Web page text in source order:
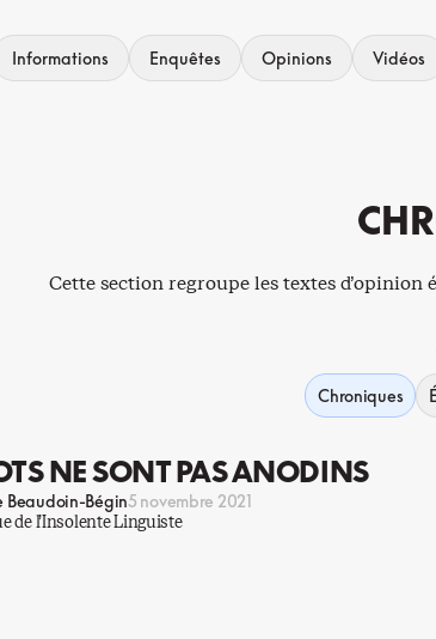
Informations Enquêtes Opinions Vidéos
Cette section regroupe les textes
Chroniques
NE SONT PAS ANODINS
Beaudoin-Bégin5 novembre 2021
de l’Insolente Linguiste